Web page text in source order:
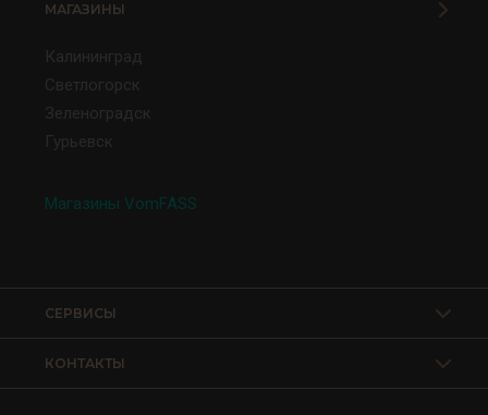
МАГАЗИНЫ
Калининград
Светлогорск
Зеленоградск
Гурьевск
Магазины VomFASS
КОНТАКТЫ
СЕРВИСЫ